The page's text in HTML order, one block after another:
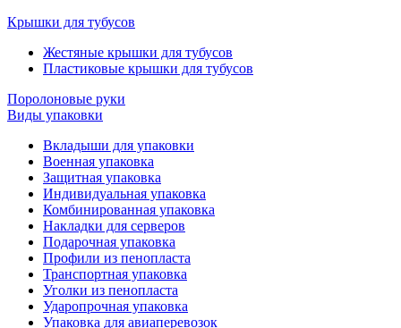
Крышки для тубусов
Жестяные крышки для тубусов
Пластиковые крышки для тубусов
Поролоновые руки
Виды упаковки
Вкладыши для упаковки
Военная упаковка
Защитная упаковка
Индивидуальная упаковка
Комбинированная упаковка
Накладки для серверов
Подарочная упаковка
Профили из пенопласта
Транспортная упаковка
Уголки из пенопласта
Ударопрочная упаковка
Упаковка для авиаперевозок